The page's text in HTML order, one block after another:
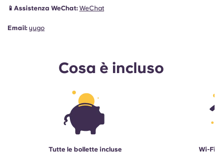
📱Assistenza WeChat: WeChat
Email: yugo
Cosa è incluso
Tutte le bollette incluse Wi-Fi